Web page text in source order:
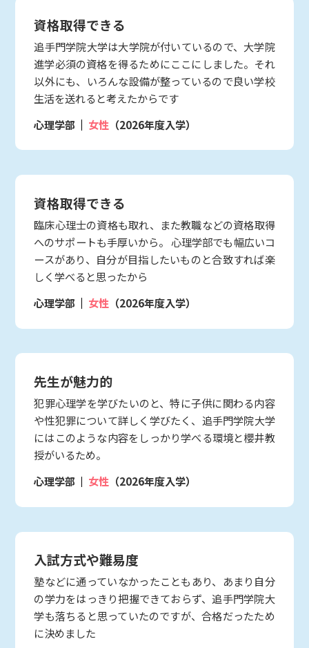
資格取得できる
追手門学院大学は大学院が付いているので、大学院
進学必須の資格を得るためにここにしました。それ
以外にも、いろんな設備が整っているので良い学校
生活を送れると考えたからです
心理学部
女性 （2026年度入学）
資格取得できる
臨床心理士の資格も取れ、また教職などの資格取得
へのサポートも手厚いから。 心理学部でも幅広いコ
ースがあり、自分が目指したいものと合致すれば楽
しく学べると思ったから
心理学部
女性 （2026年度入学）
先生が魅力的
犯罪心理学を学びたいのと、特に子供に関わる内容
や性犯罪について詳しく学びたく、追手門学院大学
にはこのような内容をしっかり学べる環境と櫻井教
授がいるため。
心理学部
女性 （2026年度入学）
入試方式や難易度
塾などに通っていなかったこともあり、あまり自分
の学力をはっきり把握できておらず、追手門学院大
学も落ちると思っていたのですが、合格だったため
に決めました